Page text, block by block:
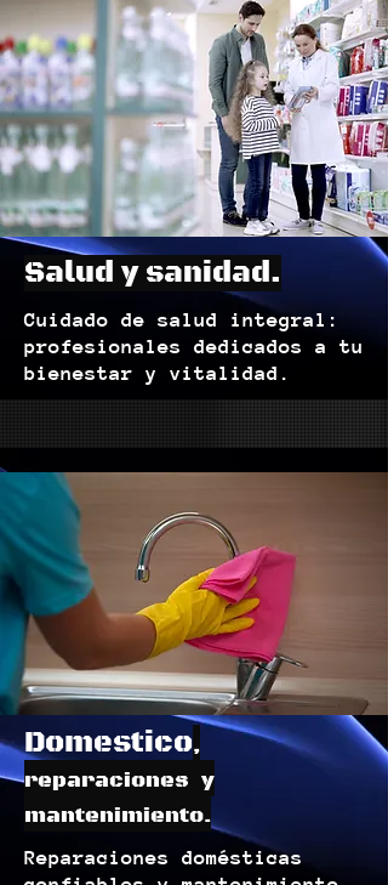
Salud y sanidad.
Cuidado de salud integral:
profesionales dedicados a tu
bienestar y vitalidad.
Domestico,
reparaciones y
mantenimiento.
Reparaciones domésticas